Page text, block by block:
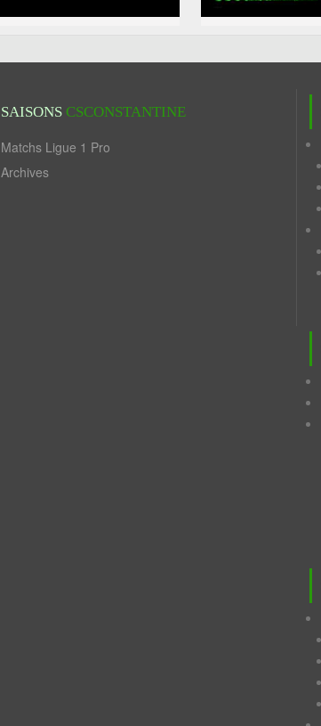
SAISONS CSCONSTANTINE
Matchs Ligue 1 Pro
Archives